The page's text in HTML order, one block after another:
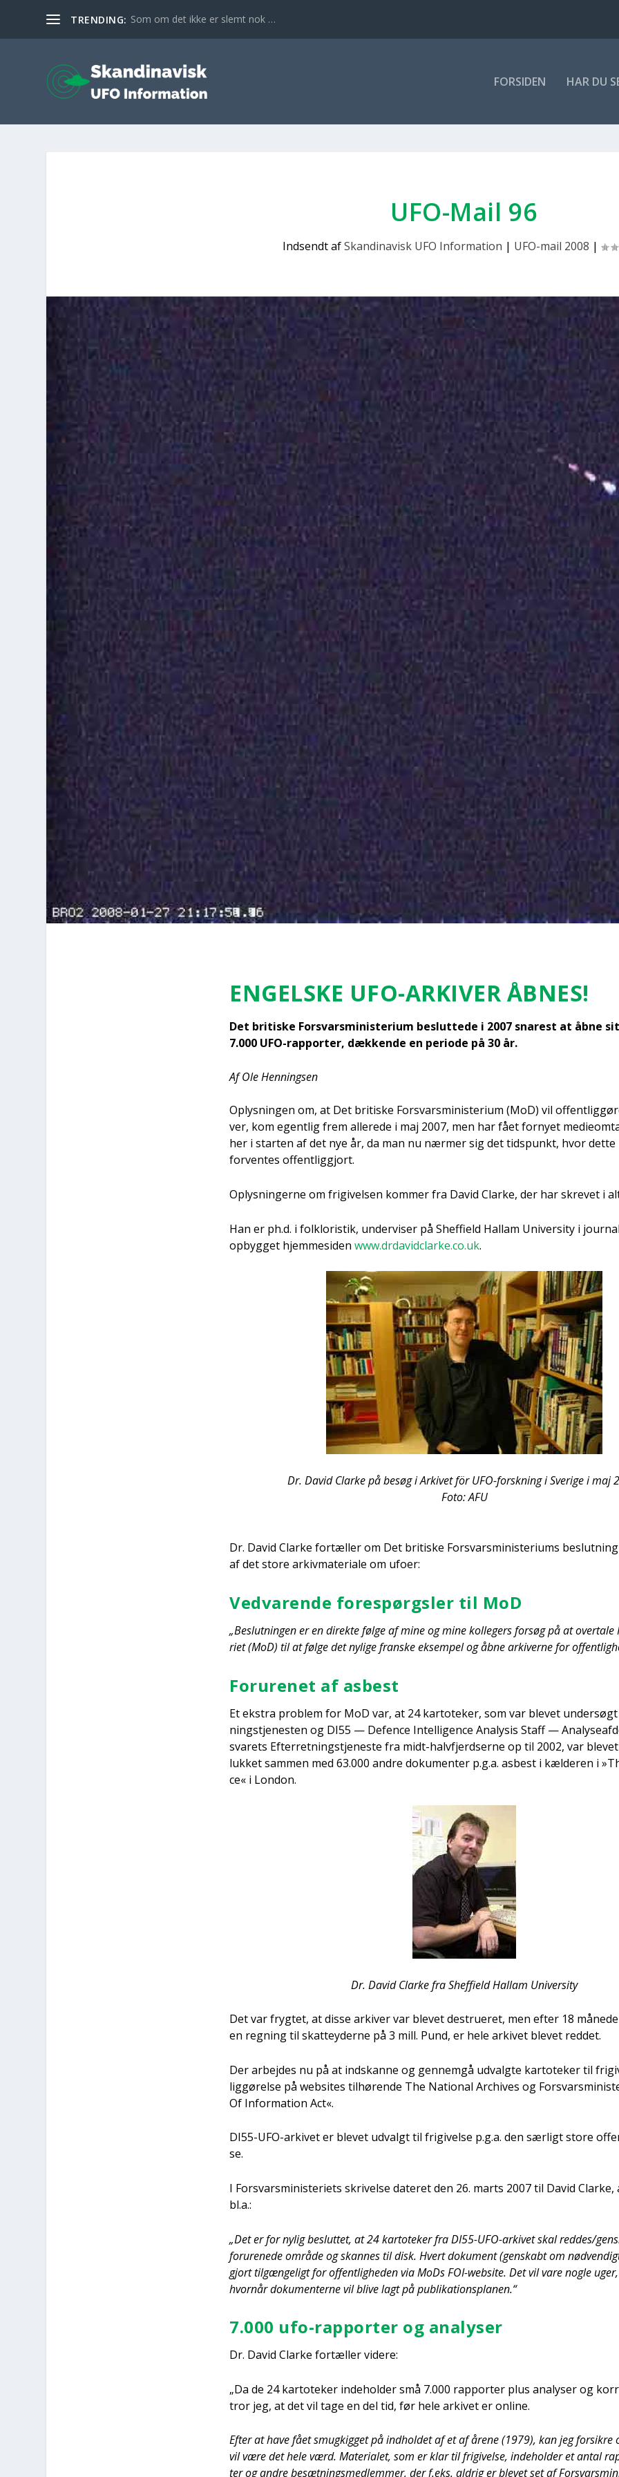
TRENDING: Som om det ikke er slemt nok …
FOR­SI­DEN HAR DU
UFO-Mail 96
Indsendt afSkandinavisk UFO Information | UFO-mail 2008 |
ENGEL­SKE UFO-ARKI­VER ÅBNES!
Det bri­ti­ske For­svars­mi­ni­ste­ri­um beslut­te­de i 2007 sna­rest at åbne
7.000 UFO-rap­por­ter, dæk­ken­de en peri­o­de på 30 år.
Af Ole Hen­nings­en
Oplys­nin­gen om, at Det bri­ti­ske For­svars­mi­ni­ste­ri­um (MoD) vil
ver, kom egent­lig frem alle­re­de i maj 2007, men har fået for­ny­et
her i star­ten af det nye år, da man nu nær­mer sig det tids­punkt, hvor det­te
for­ven­tes offent­lig­gjort.
Oplys­nin­ger­ne om fri­gi­vel­sen kom­mer fra David Clar­ke, der har skre­vet i
Han er ph.d. i folkl­o­ri­stik, under­vi­ser på Shef­fi­eld Hal­lam Uni­ver­si­ty i
opbyg­get hjem­mesi­den www.drdavidclarke.co.uk.
Dr. David Clar­ke på besøg i Arki­vet för UFO-forsk­ning i Sve­ri­ge i maj
Foto: AFU
Dr. David Clar­ke for­tæl­ler om Det bri­ti­ske For­svars­mi­ni­ste­ri­ums
af det sto­re arkiv­ma­te­ri­a­le om ufo­er:
Ved­va­ren­de fore­spørgs­ler til MoD
„Beslut­nin­gen er en direk­te føl­ge af mine og mine kol­le­gers for­søg på at
ri­et (MoD) til at føl­ge det nyli­ge fran­ske eksem­pel og åbne arki­ver­ne for
Foru­re­net af asbest
Et ekstra pro­blem for MoD var, at 24 kar­to­te­ker, som var ble­vet
ning­s­tje­ne­sten og DI55 — Defen­ce Intel­li­gen­ce Ana­ly­sis Staff —
sva­rets Efter­ret­ning­s­tje­ne­ste fra midt-halvfjerd­ser­ne op til 2002, var
luk­ket sam­men med 63.000 andre doku­men­ter p.g.a. asbest i kæl­de­ren i
ce« i Lon­don.
Dr. David Clar­ke fra Shef­fi­eld Hal­lam Uni­ver­si­ty
Det var fryg­tet, at dis­se arki­ver var ble­vet destru­e­ret, men efter 18
en reg­ning til skat­tey­der­ne på 3 mill. Pund, er hele arki­vet ble­vet red­det.
Der arbej­des nu på at ind­skan­ne og gen­nem­gå udvalg­te kar­to­te­ker til
lig­gø­rel­se på web­s­i­tes til­hø­ren­de The Natio­nal Archi­ves og
Of Infor­ma­tion Act«.
DI55-UFO-arki­vet er ble­vet udvalgt til fri­gi­vel­se p.g.a. den sær­ligt sto­re
se.
I For­svars­mi­ni­ste­ri­ets skri­vel­se date­ret den 26. marts 2007 til David
bl.a.:
„Det er for nylig beslut­tet, at 24 kar­to­te­ker fra DI55-UFO-arki­vet skal reddes/
foru­re­ne­de områ­de og skan­nes til disk. Hvert doku­ment (gen­skabt om
gjort til­gæn­ge­ligt for offent­lig­he­den via MoDs FOI-web­s­i­te. Det vil vare nog­le
hvor­når doku­men­ter­ne vil bli­ve lagt på publi­ka­tions­pla­nen.“
7.000 ufo-rap­por­ter og ana­ly­ser
Dr. David Clar­ke for­tæl­ler vide­re:
„Da de 24 kar­to­te­ker inde­hol­der små 7.000 rap­por­ter plus ana­ly­ser og
tror jeg, at det vil tage en del tid, før hele arki­vet er onli­ne.
Efter at have fået smug­kig­get på ind­hol­det af et af åre­ne (1979), kan jeg for­sik­re
vil være det hele værd. Mate­ri­a­let, som er klar til fri­gi­vel­se, inde­hol­der et antal
ter og andre besæt­nings­med­lem­mer, der f.eks. aldrig er ble­vet set af